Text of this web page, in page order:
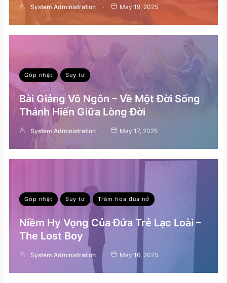
System Administration May 19, 2025
Góp nhặt Suy tư
Bài Giảng Vô Ngôn – Về Một Đời Sống
Thánh Hiến Giữa Lòng Đời
System Administration May 17, 2025
Góp nhặt Suy tư Trăm hoa đua nở
Niềm Hy Vọng Của Đứa Trẻ Lạc Loài –
The Lost Boy
System Administration May 16, 2025